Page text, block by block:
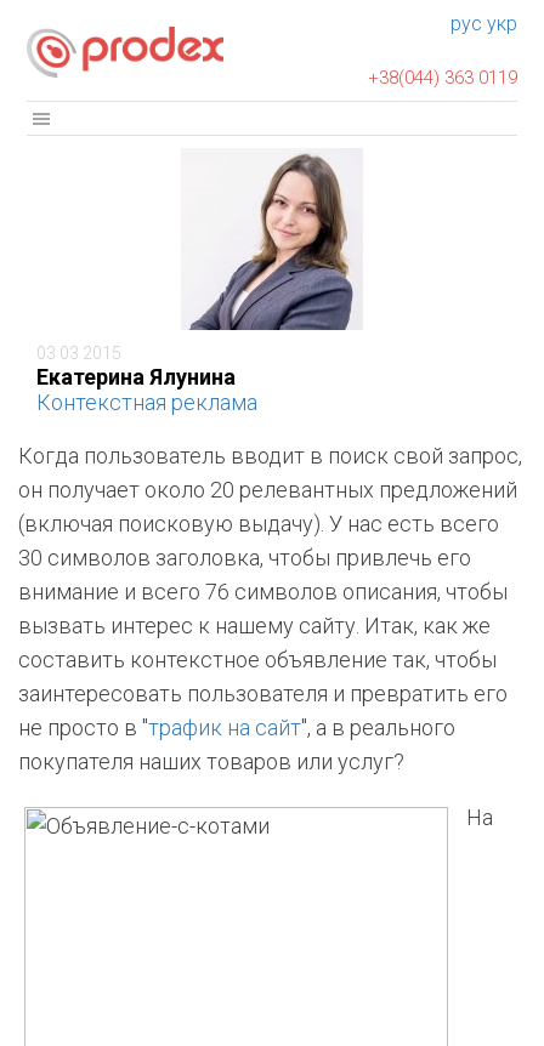
рус укр
+38(044) 363 0119
03 03 2015
Екатерина Ялунина
Контекстная реклама
Когда пользователь вводит в поиск свой запрос,
он получает около 20 релевантных предложений
(включая поисковую выдачу). У нас есть всего
30 символов заголовка, чтобы привлечь его
внимание и всего 76 символов описания, чтобы
вызвать интерес к нашему сайту. Итак, как же
составить контекстное объявление так, чтобы
заинтересовать пользователя и превратить его
не просто в "трафик на сайт", а в реального
покупателя наших товаров или услуг?
На